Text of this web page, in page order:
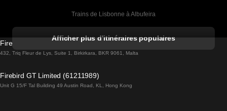
Trains de Lisbonne à Albufeira
Trains de Lisbonne à Lagos
Trains de Lisbonne à Madrid
Afficher plus d'itinéraires populaires
Firebird GT Limited (OC 1451)
432, Triq Fleur de Lys, Suite 1, Birkirkara, BKR 9061, Malta
Firebird GT Limited (61211989)
Unit G 15/F Tal Building 49 Austin Road, KL, Hong Kong